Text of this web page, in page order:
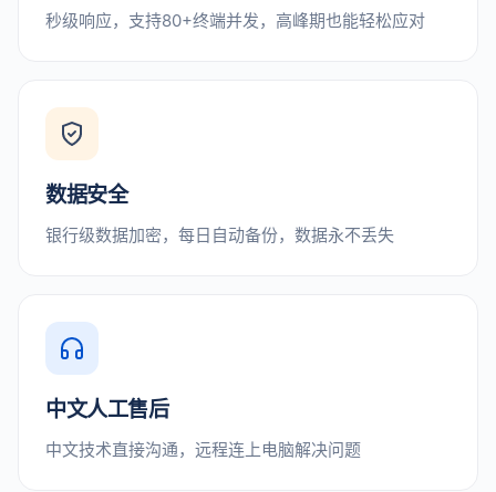
秒级响应，支持80+终端并发，高峰期也能轻松应对
数据安全
银行级数据加密，每日自动备份，数据永不丢失
中文人工售后
中文技术直接沟通，远程连上电脑解决问题